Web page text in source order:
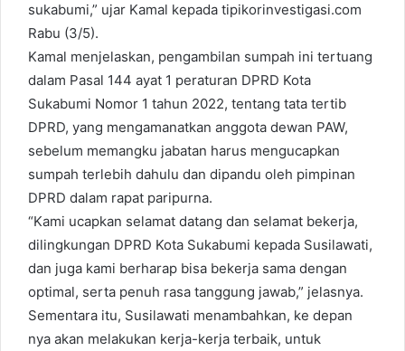
sukabumi,” ujar Kamal kepada tipikorinvestigasi.com
Rabu (3/5).
Kamal menjelaskan, pengambilan sumpah ini tertuang
dalam Pasal 144 ayat 1 peraturan DPRD Kota
Sukabumi Nomor 1 tahun 2022, tentang tata tertib
DPRD, yang mengamanatkan anggota dewan PAW,
sebelum memangku jabatan harus mengucapkan
sumpah terlebih dahulu dan dipandu oleh pimpinan
DPRD dalam rapat paripurna.
“Kami ucapkan selamat datang dan selamat bekerja,
dilingkungan DPRD Kota Sukabumi kepada Susilawati,
dan juga kami berharap bisa bekerja sama dengan
optimal, serta penuh rasa tanggung jawab,” jelasnya.
Sementara itu, Susilawati menambahkan, ke depan
nya akan melakukan kerja-kerja terbaik, untuk